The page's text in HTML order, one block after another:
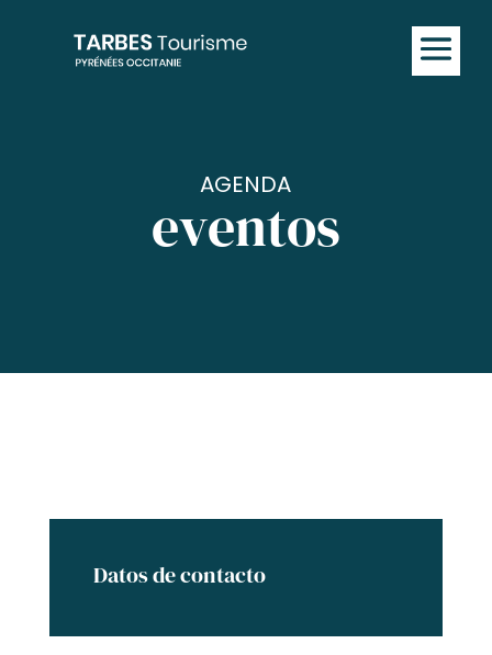
AGENDA
eventos
Datos de contacto